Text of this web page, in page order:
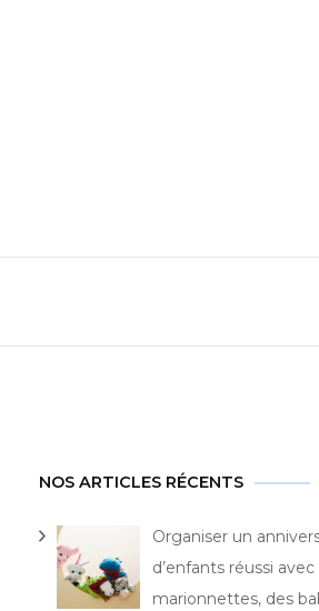
NOS ARTICLES RÉCENTS
Organiser un
d’enfants réussi avec
marionnettes, des